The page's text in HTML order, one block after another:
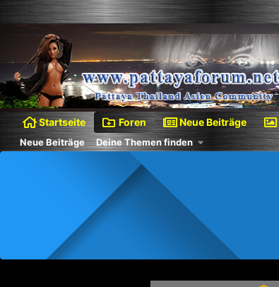
Startseite Foren Neue Beiträge
Neue Beiträge Deine Themen finden